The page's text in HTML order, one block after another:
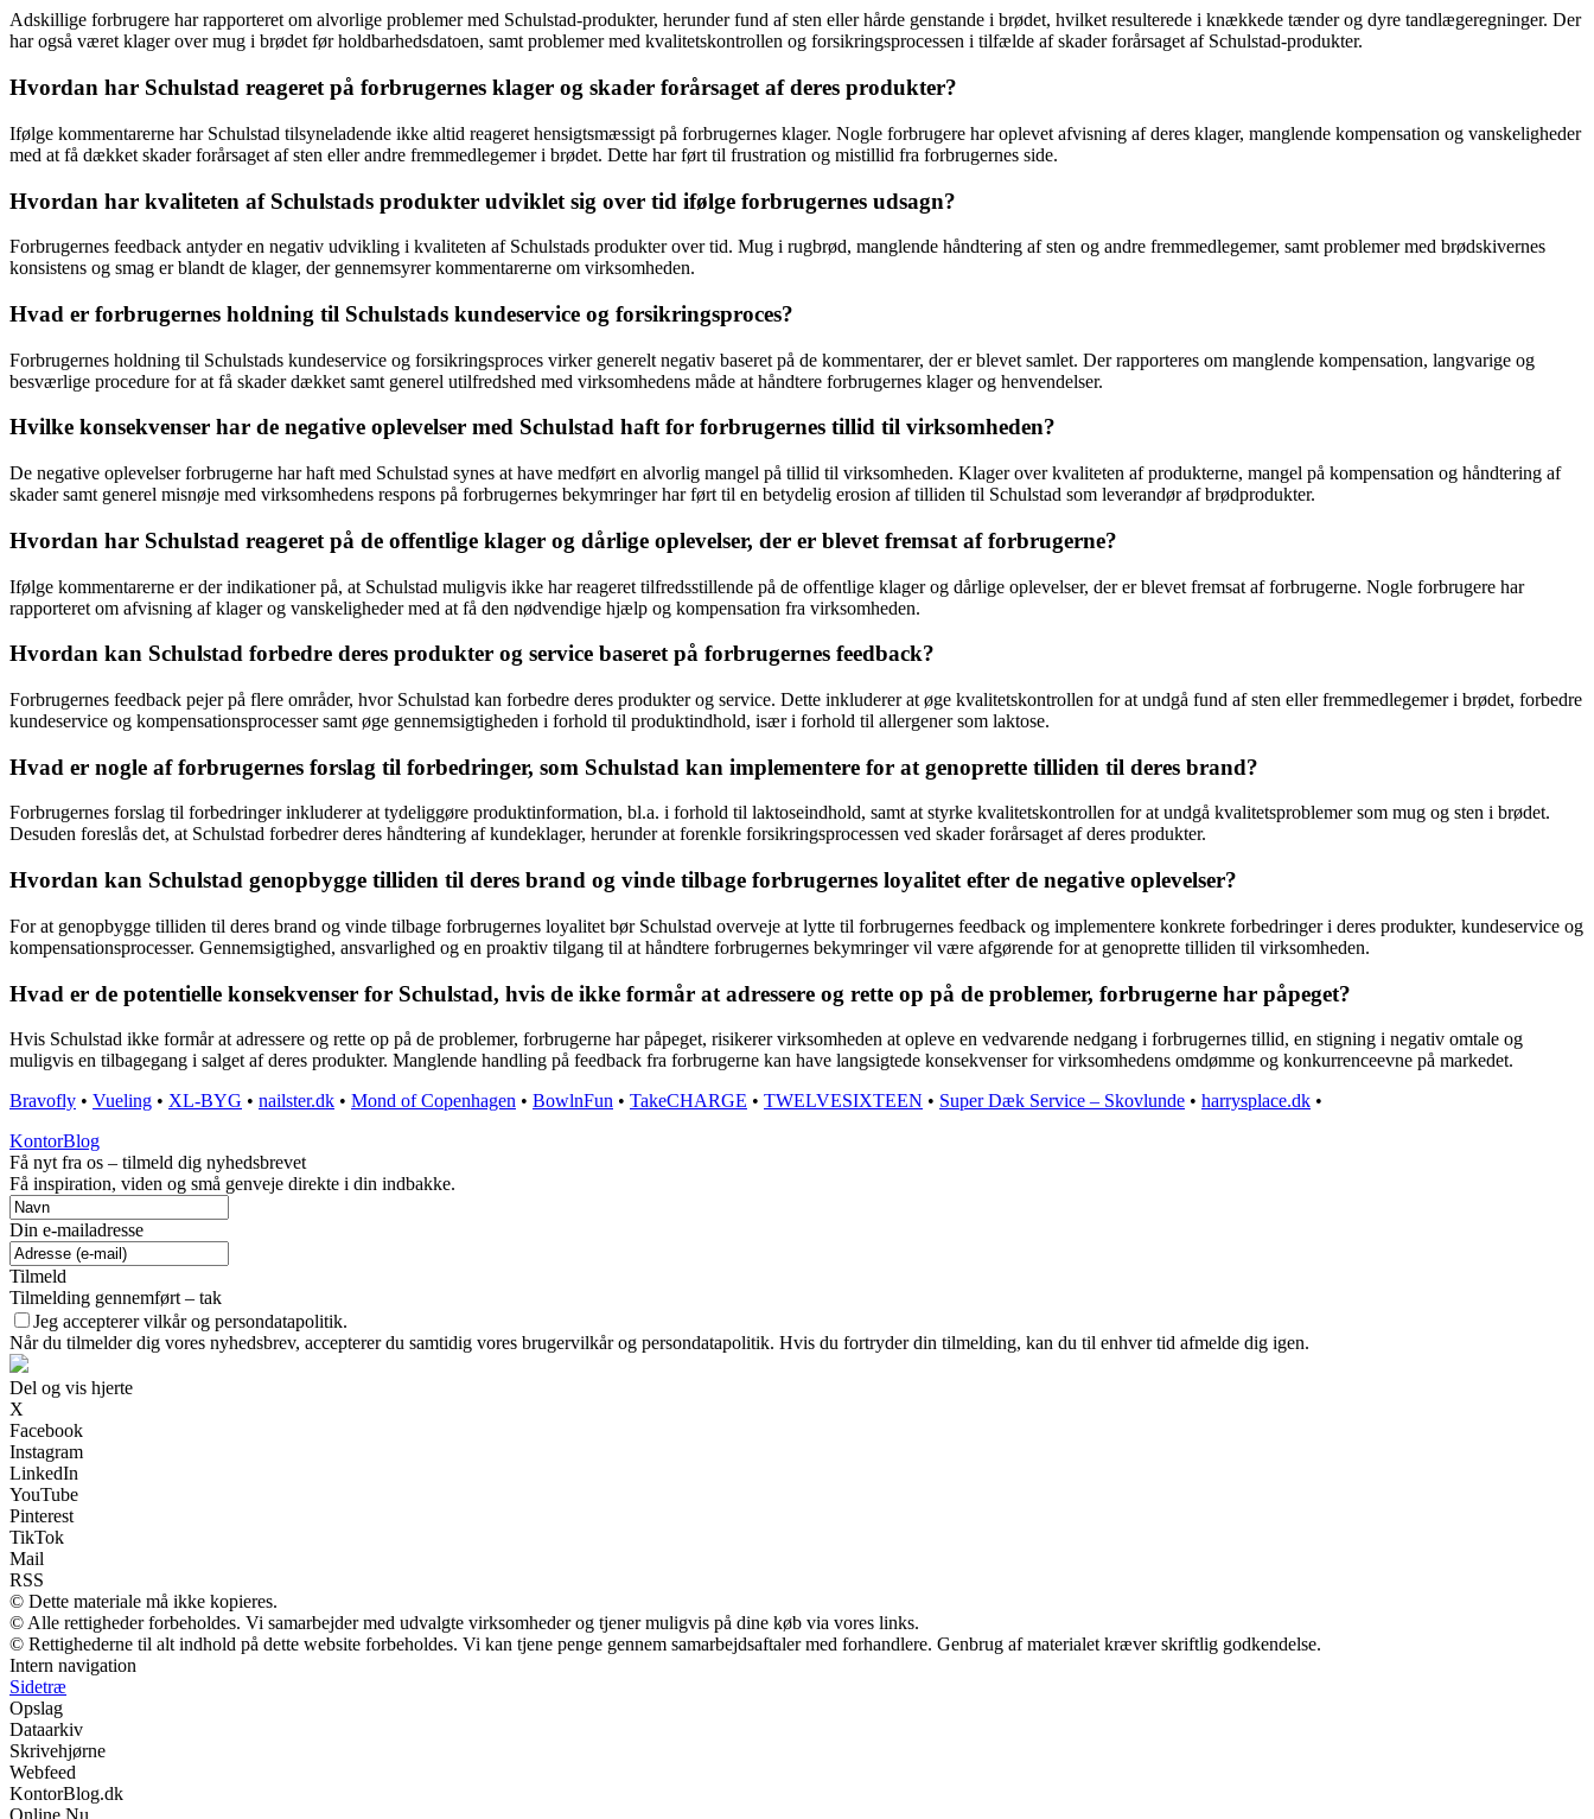
Adskillige forbrugere har rapporteret om alvorlige problemer med Schulstad-produkter, herunder fund af sten eller hårde genstande i brødet, hvilket resulterede i knækkede tænder og dyre tandlægeregninger. Der
har også været klager over mug i brødet før holdbarhedsdatoen, samt problemer med kvalitetskontrollen og forsikringsprocessen i tilfælde af skader forårsaget af Schulstad-produkter.
Hvordan har Schulstad reageret på forbrugernes klager og skader forårsaget af deres produkter?
Ifølge kommentarerne har Schulstad tilsyneladende ikke altid reageret hensigtsmæssigt på forbrugernes klager. Nogle forbrugere har oplevet afvisning af deres klager, manglende kompensation og vanskeligheder
med at få dækket skader forårsaget af sten eller andre fremmedlegemer i brødet. Dette har ført til frustration og mistillid fra forbrugernes side.
Hvordan har kvaliteten af Schulstads produkter udviklet sig over tid ifølge forbrugernes udsagn?
Forbrugernes feedback antyder en negativ udvikling i kvaliteten af Schulstads produkter over tid. Mug i rugbrød, manglende håndtering af sten og andre fremmedlegemer, samt problemer med brødskivernes
konsistens og smag er blandt de klager, der gennemsyrer kommentarerne om virksomheden.
Hvad er forbrugernes holdning til Schulstads kundeservice og forsikringsproces?
Forbrugernes holdning til Schulstads kundeservice og forsikringsproces virker generelt negativ baseret på de kommentarer, der er blevet samlet. Der rapporteres om manglende kompensation, langvarige og
besværlige procedure for at få skader dækket samt generel utilfredshed med virksomhedens måde at håndtere forbrugernes klager og henvendelser.
Hvilke konsekvenser har de negative oplevelser med Schulstad haft for forbrugernes tillid til virksomheden?
De negative oplevelser forbrugerne har haft med Schulstad synes at have medført en alvorlig mangel på tillid til virksomheden. Klager over kvaliteten af produkterne, mangel på kompensation og håndtering af
skader samt generel misnøje med virksomhedens respons på forbrugernes bekymringer har ført til en betydelig erosion af tilliden til Schulstad som leverandør af brødprodukter.
Hvordan har Schulstad reageret på de offentlige klager og dårlige oplevelser, der er blevet fremsat af forbrugerne?
Ifølge kommentarerne er der indikationer på, at Schulstad muligvis ikke har reageret tilfredsstillende på de offentlige klager og dårlige oplevelser, der er blevet fremsat af forbrugerne. Nogle forbrugere har
rapporteret om afvisning af klager og vanskeligheder med at få den nødvendige hjælp og kompensation fra virksomheden.
Hvordan kan Schulstad forbedre deres produkter og service baseret på forbrugernes feedback?
Forbrugernes feedback pejer på flere områder, hvor Schulstad kan forbedre deres produkter og service. Dette inkluderer at øge kvalitetskontrollen for at undgå fund af sten eller fremmedlegemer i brødet, forbedre
kundeservice og kompensationsprocesser samt øge gennemsigtigheden i forhold til produktindhold, især i forhold til allergener som laktose.
Hvad er nogle af forbrugernes forslag til forbedringer, som Schulstad kan implementere for at genoprette tilliden til deres brand?
Forbrugernes forslag til forbedringer inkluderer at tydeliggøre produktinformation, bl.a. i forhold til laktoseindhold, samt at styrke kvalitetskontrollen for at undgå kvalitetsproblemer som mug og sten i brødet.
Desuden foreslås det, at Schulstad forbedrer deres håndtering af kundeklager, herunder at forenkle forsikringsprocessen ved skader forårsaget af deres produkter.
Hvordan kan Schulstad genopbygge tilliden til deres brand og vinde tilbage forbrugernes loyalitet efter de negative oplevelser?
For at genopbygge tilliden til deres brand og vinde tilbage forbrugernes loyalitet bør Schulstad overveje at lytte til forbrugernes feedback og implementere konkrete forbedringer i deres produkter, kundeservice og
kompensationsprocesser. Gennemsigtighed, ansvarlighed og en proaktiv tilgang til at håndtere forbrugernes bekymringer vil være afgørende for at genoprette tilliden til virksomheden.
Hvad er de potentielle konsekvenser for Schulstad, hvis de ikke formår at adressere og rette op på de problemer, forbrugerne har påpeget?
Hvis Schulstad ikke formår at adressere og rette op på de problemer, forbrugerne har påpeget, risikerer virksomheden at opleve en vedvarende nedgang i forbrugernes tillid, en stigning i negativ omtale og
muligvis en tilbagegang i salget af deres produkter. Manglende handling på feedback fra forbrugerne kan have langsigtede konsekvenser for virksomhedens omdømme og konkurrenceevne på markedet.
Bravofly • Vueling • XL-BYG • nailster.dk • Mond of Copenhagen • BowlnFun • TakeCHARGE • TWELVESIXTEEN • Super Dæk Service – Skovlunde • harrysplace.dk •
KontorBlog
Få nyt fra os – tilmeld dig nyhedsbrevet
Få inspiration, viden og små genveje direkte i din indbakke.
Din e-mailadresse
Tilmeld
Tilmelding gennemført – tak
Jeg accepterer vilkår og persondatapolitik.
Når du tilmelder dig vores nyhedsbrev, accepterer du samtidig vores brugervilkår og persondatapolitik. Hvis du fortryder din tilmelding, kan du til enhver tid afmelde dig igen.
Del og vis hjerte
X
Facebook
Instagram
LinkedIn
YouTube
Pinterest
TikTok
Mail
RSS
© Dette materiale må ikke kopieres.
© Alle rettigheder forbeholdes. Vi samarbejder med udvalgte virksomheder og tjener muligvis på dine køb via vores links.
© Rettighederne til alt indhold på dette website forbeholdes. Vi kan tjene penge gennem samarbejdsaftaler med forhandlere. Genbrug af materialet kræver skriftlig godkendelse.
Intern navigation
Sidetræ
Opslag
Dataarkiv
Skrivehjørne
Webfeed
KontorBlog.dk